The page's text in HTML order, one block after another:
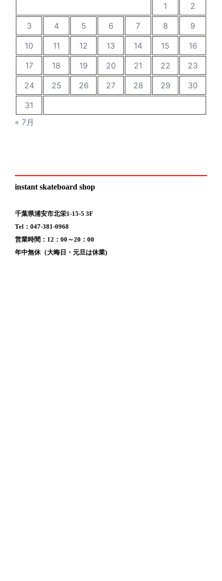
1
2
3
4 5 6 7 8
9
10
11 12 13 14 15
16
17
18 19 20 21 22
23
24
25 26 27 28 29
30
31
« 7月
instant skateboard shop
千葉県浦安市北栄1-15-5 3F
Tel：047-381-0968
営業時間：12：00～20：00
年中無休（大晦日・元旦は休業)